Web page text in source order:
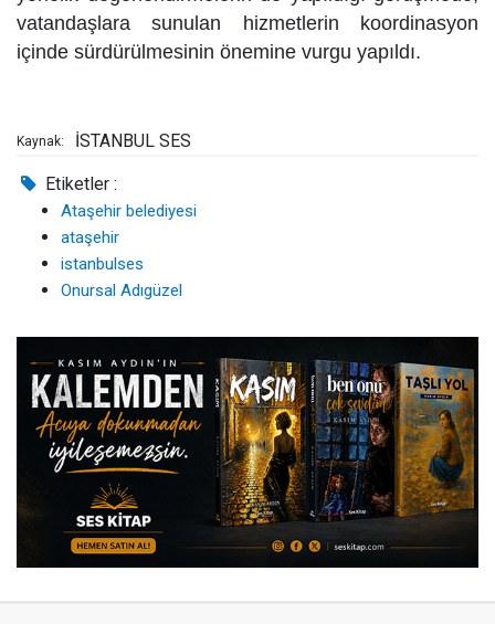
vatandaşlara sunulan hizmetlerin koordinasyon
içinde sürdürülmesinin önemine vurgu yapıldı.
Kaynak: İSTANBUL SES
Etiketler :
Ataşehir belediyesi
ataşehir
istanbulses
Onursal Adıgüzel